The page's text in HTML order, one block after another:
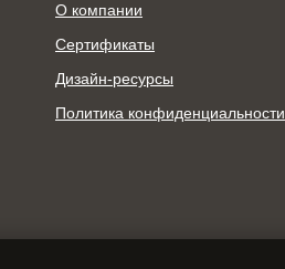
О компании
Сертификаты
Дизайн-ресурсы
Политика конфиденциальности